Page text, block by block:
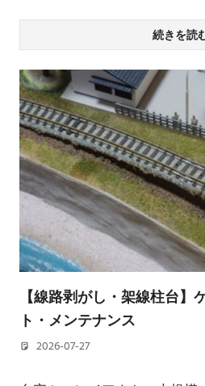
続きを読
【線路剥がし・架線柱台】
ト・メンテナンス
2026-07-27